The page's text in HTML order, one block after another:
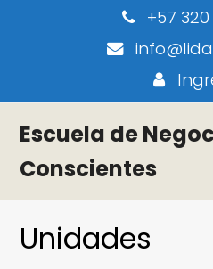
+57 320
Escuela de
Conscientes
Unidades